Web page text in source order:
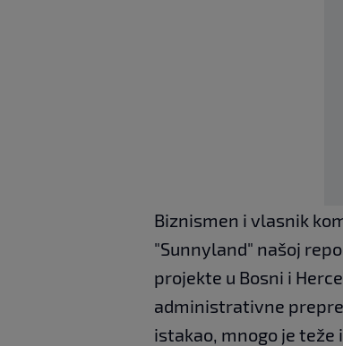
Biznismen i vlasnik
"Sunnyland" našoj
projekte u Bosni i
administrativne
istakao, mnogo je teže